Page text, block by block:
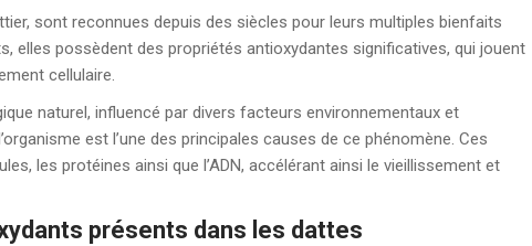
sont reconnues depuis des siècles pour leurs multiples bienfaits
elles possèdent des propriétés antioxydantes significatives, qui jouent
cellulaire.
naturel, influencé par divers facteurs environnementaux et
est l’une des principales causes de ce phénomène. Ces
les protéines ainsi que l’ADN, accélérant ainsi le vieillissement et
présents dans les dattes